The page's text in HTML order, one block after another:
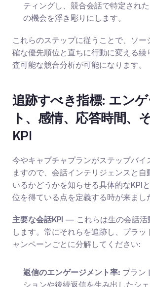
ティングし、競合会話で特定され
の機会を浮き彫りにします。
これらのステップに従うことで、ソー
確な優先順位と直ちに行動に変える繰
査可能な競合分析が可能になります。
追跡すべき指標: エン
ト、感情、応答時間、
KPI
今やキャプチャプランがステップバイ
ますので、会話インテリジェンスと自
いるかどうかを知らせる具体的なKPI
位を得ている点を定義する時が来まし
主要な会話KPI — これらは生の会話活
します。常にそれらを追跡し、プラッ
ャンペーンごとに分解してください:
返信のエンゲージメント率: ブラン
ションや後続返信を生み出したシ